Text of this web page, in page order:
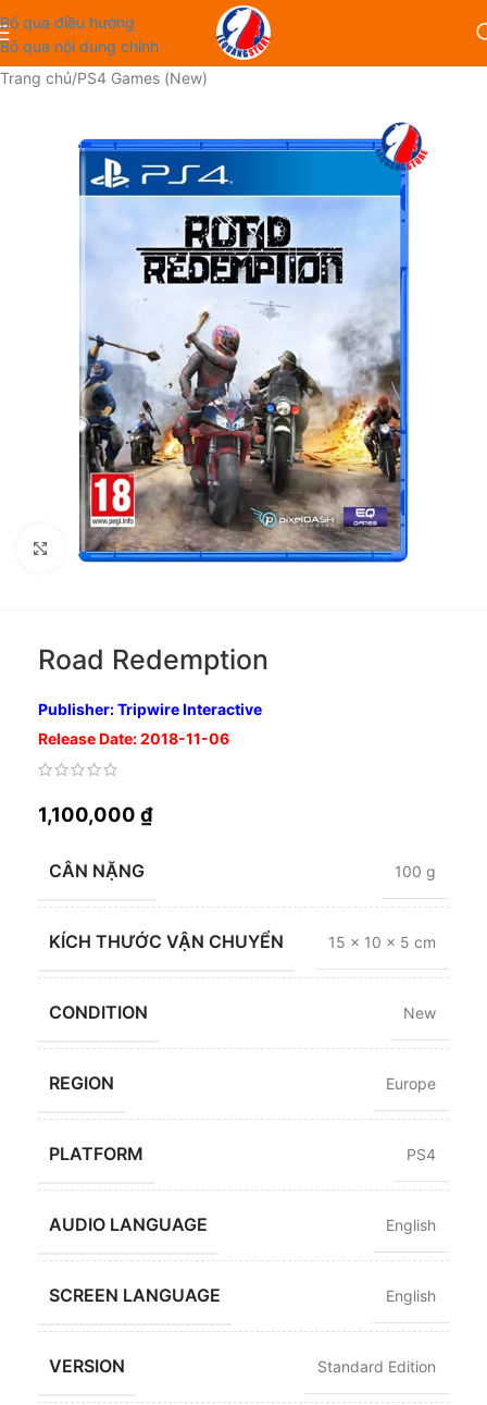
Bỏ qua điều hướng
Bỏ qua nội dung chính
Trang chủ/PS4 Games (New)
Nhấp để phóng to
Road Redemption
Publisher: Tripwire Interactive
Release Date: 2018-11-06
1,100,000 ₫
CÂN NẶNG 100 g
KÍCH THƯỚC VẬN CHUYỂN 15 × 10 × 5 cm
CONDITION New
REGION Europe
PLATFORM PS4
AUDIO LANGUAGE English
SCREEN LANGUAGE English
VERSION Standard Edition